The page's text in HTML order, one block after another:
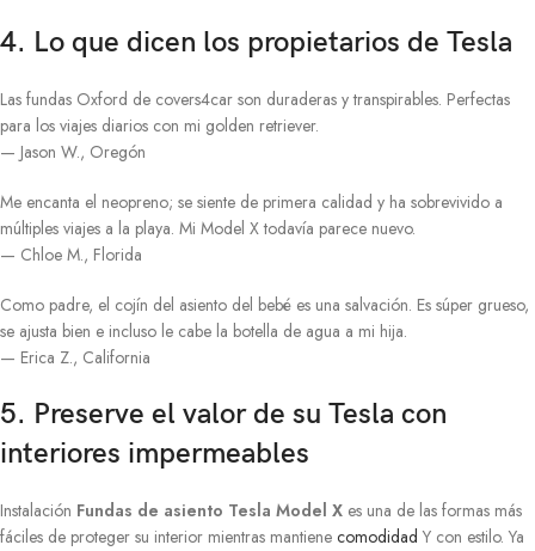
4. Lo que dicen los propietarios de Tesla
Las fundas Oxford de covers4car son duraderas y transpirables. Perfectas
para los viajes diarios con mi golden retriever.
— Jason W., Oregón
Me encanta el neopreno; se siente de primera calidad y ha sobrevivido a
múltiples viajes a la playa. Mi Model X todavía parece nuevo.
— Chloe M., Florida
Como padre, el cojín del asiento del bebé es una salvación. Es súper grueso,
se ajusta bien e incluso le cabe la botella de agua a mi hija.
— Erica Z., California
5. Preserve el valor de su Tesla con
interiores impermeables
Instalación Fundas de asiento Tesla Model X es una de las formas más
fáciles de proteger su interior mientras mantiene comodidad Y con estilo. Ya